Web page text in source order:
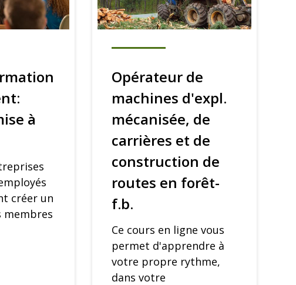
à
créer un
membres
Opérateur de
machines d'expl.
mécanisée, de
carrières et de
construction de
routes en forêt-
f.b.
Ce cours en ligne vous
permet d'apprendre à
votre propre rythme,
dans votre